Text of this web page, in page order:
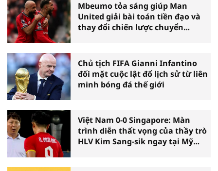
Mbeumo tỏa sáng giúp Man
United giải bài toán tiền đạo và
thay đổi chiến lược chuyển
Chủ tịch FIFA Gianni Infantino
đối mặt cuộc lật đổ lịch sử từ liên
minh bóng đá thế giới
Việt Nam 0-0 Singapore: Màn
trình diễn thất vọng của thầy trò
HLV Kim Sang-sik ngay tại Mỹ